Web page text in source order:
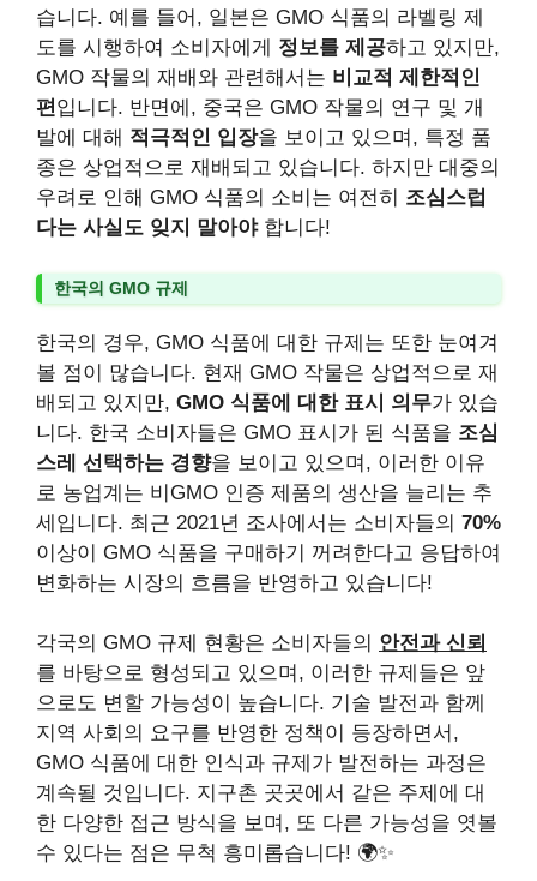
습니다. 예를 들어, 일본은 GMO 식품의 라벨링 제
도를 시행하여 소비자에게 정보를 제공하고 있지만,
GMO 작물의 재배와 관련해서는 비교적 제한적인
편입니다. 반면에, 중국은 GMO 작물의 연구 및 개
발에 대해 적극적인 입장을 보이고 있으며, 특정 품
종은 상업적으로 재배되고 있습니다. 하지만 대중의
우려로 인해 GMO 식품의 소비는 여전히 조심스럽
다는 사실도 잊지 말아야합니다!
한국의 GMO 규제
한국의 경우, GMO 식품에 대한 규제는 또한 눈여겨
볼 점이 많습니다. 현재 GMO 작물은 상업적으로 재
배되고 있지만, GMO 식품에 대한 표시 의무가 있습
니다. 한국 소비자들은 GMO 표시가 된 식품을 조심
스레 선택하는 경향을 보이고 있으며, 이러한 이유
로 농업계는 비GMO 인증 제품의 생산을 늘리는 추
세입니다. 최근 2021년 조사에서는 소비자들의 70%
이상이 GMO 식품을 구매하기 꺼려한다고 응답하여
변화하는 시장의 흐름을 반영하고 있습니다!
각국의 GMO 규제 현황은 소비자들의 안전과 신뢰
를 바탕으로 형성되고 있으며, 이러한 규제들은 앞
으로도 변할 가능성이 높습니다. 기술 발전과 함께
지역 사회의 요구를 반영한 정책이 등장하면서,
GMO 식품에 대한 인식과 규제가 발전하는 과정은
계속될 것입니다. 지구촌 곳곳에서 같은 주제에 대
한 다양한 접근 방식을 보며, 또 다른 가능성을 엿볼
수 있다는 점은 무척 흥미롭습니다! 🌍✨